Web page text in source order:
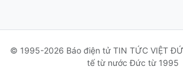
© 1995-2026 Báo điện tử TIN TỨC VIỆT
tế từ nước Đức từ 1995